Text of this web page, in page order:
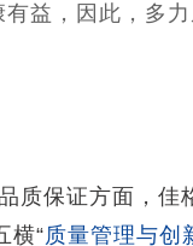
有益，因此，多
质保证方面，佳
横“质量管理与创